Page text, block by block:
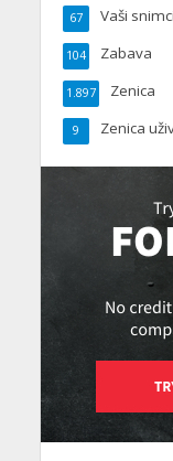
Vaši snimci
67
Zabava
104
Zenica
1.897
Zenica
9